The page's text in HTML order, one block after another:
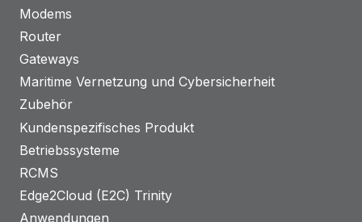
Modems
Router
Gateways
Maritime Vernetzung und Cybersicherheit
Zubehör
Kundenspezifisches Produkt
Betriebssysteme
RCMS
Edge2Cloud (E2C) Trinity
Anwendungen